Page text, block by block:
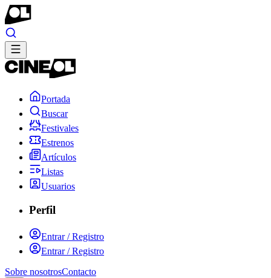
Portada
Buscar
Festivales
Estrenos
Artículos
Listas
Usuarios
Perfil
Entrar / Registro
Entrar / Registro
Sobre nosotrosContacto